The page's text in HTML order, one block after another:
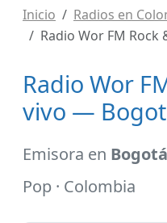
Inicio Radios en
Radio Wor FM Rock
Radio Wor
vivo —
Emisora en
Pop · Colombia